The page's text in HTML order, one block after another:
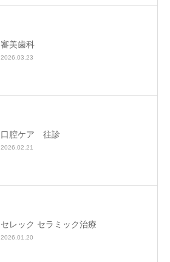
審美歯科
2026.03.23
口腔ケア 往診
2026.02.21
セレック セラミック治療
2026.01.20